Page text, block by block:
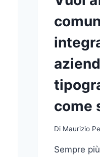
come
Di Maurizio
Sempre